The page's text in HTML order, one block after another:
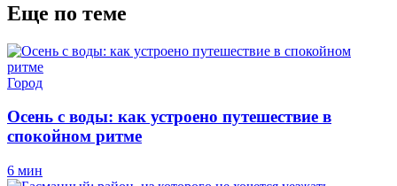
Еще по теме
Город
Осень с воды: как устроено путешествие в
спокойном ритме
6 мин